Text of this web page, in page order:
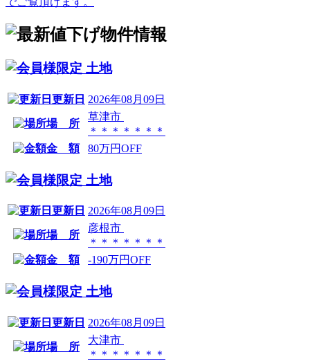
土地
更新日 2026年08月09日
場 所
草津市
＊＊＊＊＊＊＊
金 額
80万円OFF
土地
更新日 2026年08月09日
場 所
彦根市
＊＊＊＊＊＊＊
金 額
-190万円OFF
土地
更新日 2026年08月09日
場 所
大津市
＊＊＊＊＊＊＊